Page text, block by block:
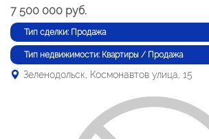
7 500 000 руб.
Тип сделки: Продажа
Тип недвижимости: Квартиры / Продажа
Зеленодольск, Космонавтов улица, 15